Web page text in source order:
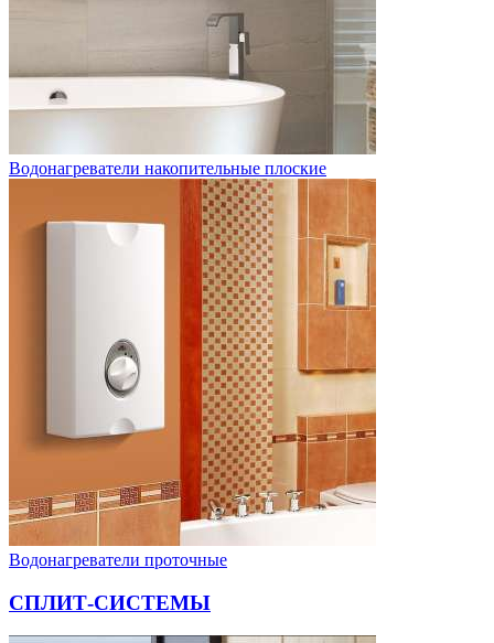
Водонагреватели накопительные плоские
Водонагреватели проточные
СПЛИТ-СИСТЕМЫ